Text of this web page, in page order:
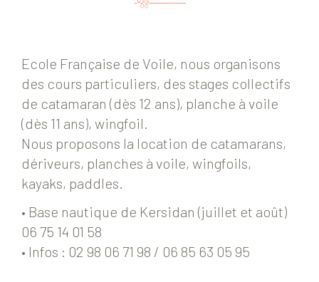
Ecole Française de Voile, nous organisons
des cours particuliers, des stages collectifs
de catamaran (dès 12 ans), planche à voile
(dès 11 ans), wingfoil.
Nous proposons la location de catamarans,
dériveurs, planches à voile, wingfoils,
kayaks, paddles.
• Base nautique de Kersidan (juillet et août)
06 75 14 01 58
• Infos : 02 98 06 71 98 / 06 85 63 05 95